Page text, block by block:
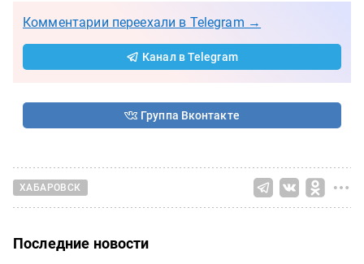
Комментарии переехали в Telegram →
Канал в Telegram
Группа Вконтакте
ХАБАРОВСК
Последние новости